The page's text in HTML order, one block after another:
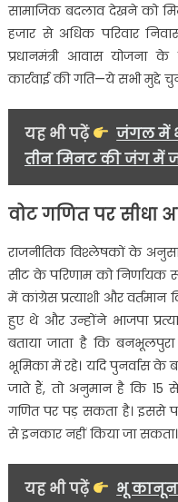
सामाजिक बदलाव देखने को
हजार से अधिक परिवार
प्रधानमंत्री आवास
कार्रवाई की गति—ये सभी मुद्दे
यह भी पढ़ें
जंगल में
तीन मिनट की जंग में
वोट गणित पर सीधा
राजनीतिक विश्लेषकों के
सीट के परिणाम को निर्णायक
में कांग्रेस प्रत्याशी और
हुए थे और उन्होंने भाजपा
बताया जाता है कि
भूमिका में रहे। यदि पुनर्वास के
जाते हैं, तो अनुमान है कि 15
गणित पर पड़ सकता है। इससे
से इनकार नहीं किया जा सकता।
यह भी पढ़ें
भू कानून